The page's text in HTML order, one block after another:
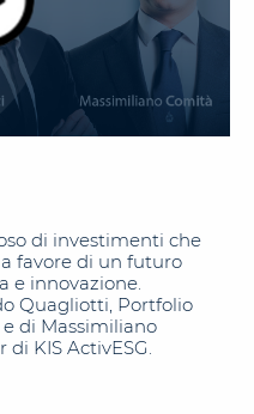
di investimenti che
favore di un futuro
e innovazione.
Quagliotti, Portfolio
e di Massimiliano
KIS ActivESG.